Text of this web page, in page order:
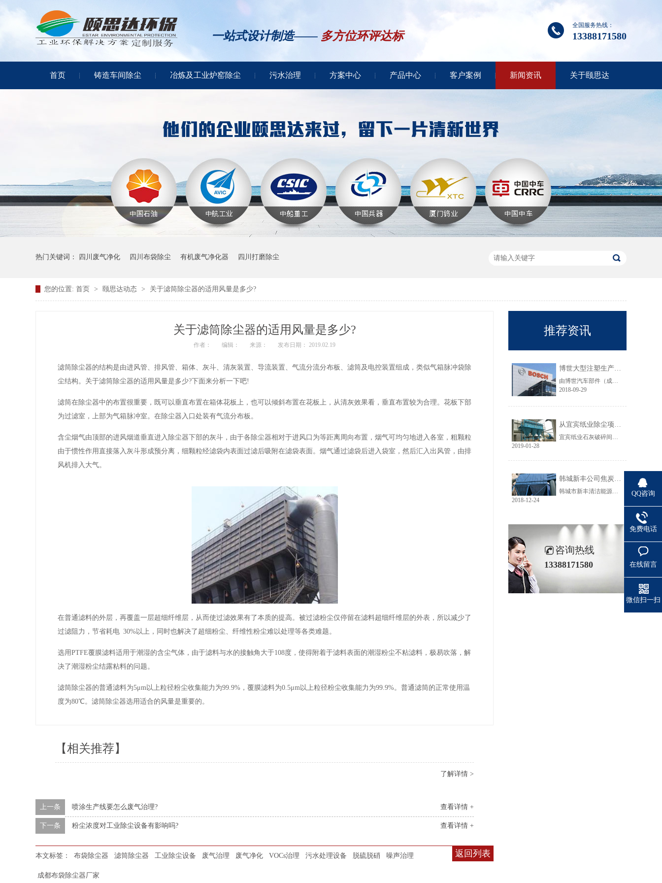
一站式设计制造—— 多方位环评达标
全国服务热线：
13388171580
首页 铸造车间除尘 冶炼及工业炉窑除尘 污水治理 方案中心 产品中心 客户案例 新闻资讯 关于颐思达
热门关键词： 四川废气净化 四川布袋除尘 有机废气净化器 四川打磨除尘
您的位置: 首页 > 颐思达动态 > 关于滤筒除尘器的适用风量是多少?
关于滤筒除尘器的适用风量是多少?
作者： 编辑： 来源： 发布日期： 2019.02.19
滤筒除尘器的结构是由进风管、排风管、箱体、灰斗、清灰装置、导流装置、气流分流分布板、滤筒及电控装置组成，类似气箱脉冲袋除
尘结构。关于滤筒除尘器的适用风量是多少?下面来分析一下吧!
滤筒在除尘器中的布置很重要，既可以垂直布置在箱体花板上，也可以倾斜布置在花板上，从清灰效果看，垂直布置较为合理。花板下部
为过滤室，上部为气箱脉冲室。在除尘器入口处装有气流分布板。
含尘烟气由顶部的进风烟道垂直进入除尘器下部的灰斗，由于各除尘器相对于进风口为等距离周向布置，烟气可均匀地进入各室，粗颗粒
由于惯性作用直接落入灰斗形成预分离，细颗粒经滤袋内表面过滤后吸附在滤袋表面。烟气通过滤袋后进入袋室，然后汇入出风管，由排
风机排入大气。
在普通滤料的外层，再覆盖一层超细纤维层，从而使过滤效果有了本质的提高。被过滤粉尘仅停留在滤料超细纤维层的外表，所以减少了
过滤阻力，节省耗电 30%以上，同时也解决了超细粉尘、纤维性粉尘难以处理等各类难题。
选用PTFE覆膜滤料适用于潮湿的含尘气体，由于滤料与水的接触角大于108度，使得附着于滤料表面的潮湿粉尘不粘滤料，极易吹落，解
决了潮湿粉尘结露粘料的问题。
滤筒除尘器的普通滤料为5μm以上粒径粉尘收集能力为99.9%，覆膜滤料为0.5μm以上粒径粉尘收集能力为99.9%。普通滤筒的正常使用温
度为80℃。滤筒除尘器选用适合的风量是重要的。
【相关推荐】
了解详情 >
查看详情 +
上一条 喷涂生产线要怎么废气治理?
查看详情 +
下一条 粉尘浓度对工业除尘设备有影响吗?
返回列表
本文标签： 布袋除尘器 滤筒除尘器 工业除尘设备 废气治理 废气净化 VOCs治理 污水处理设备 脱硫脱硝 噪声治理
成都布袋除尘器厂家
推荐资讯
博世大型注塑生产线VOC净化工程圆满结束
由博世汽车部件（成都）有限公司委托颐思达设计、制造、安装的大型注塑生产线废气净化工程项目于近日全部竣工，试运行效果显示，运行结果完全符合设计要求。
2018-09-29
从宜宾纸业除尘项目成功范例看低成本环保
宜宾纸业石灰破碎间除尘工程于近期完工，在不足30立方的空间内集成了超过三个篮球场大小的过滤面积，处理风量达每小时7万立方，实现了小体积除尘器处理大风量，开启低成本环保的时代，给处在环保高压政策下不堪重负的企业主们带来福音......
2019-01-28
韩城新丰公司焦炭输送线除尘工程完美收官
韩城市新丰清洁能源科技有限公司隶属于上市公司黑猫焦化，焦炭输送线除尘系统于近期完美收官。该输送线共计500多米长，通过布置在高空走廊里的输送皮带连接为一条完整的生产线，过程分为投料、破碎、筛分、传送等工艺。整条输送线分四个转运站、两条分流线，将制备好的焦炭送入煤气生产工段。各个工艺阶段均有大量焦炭粉尘产生，这不仅严重影响现场职业卫生，而且因产尘点高，污染面覆盖范围广。
2018-12-24
咨询热线
13388171580
QQ咨询
免费电话
在线留言
微信扫一扫